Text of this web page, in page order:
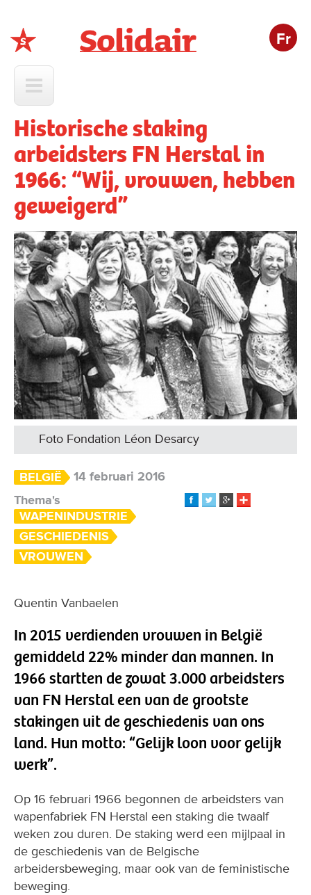
Fr
Historische staking
arbeidsters FN Herstal in
1966: “Wij, vrouwen, hebben
geweigerd”
Foto Fondation Léon Desarcy
BELGIË
14 februari 2016
Thema's
WAPENINDUSTRIE
GESCHIEDENIS
VROUWEN
Quentin Vanbaelen
In 2015 verdienden vrouwen in België
gemiddeld 22% minder dan mannen. In
1966 startten de zowat 3.000 arbeidsters
van FN Herstal een van de grootste
stakingen uit de geschiedenis van ons
land. Hun motto: “Gelijk loon voor gelijk
werk”.
Op 16 februari 1966 begonnen de arbeidsters van
wapenfabriek FN Herstal een staking die twaalf
weken zou duren. De staking werd een mijlpaal in
de geschiedenis van de Belgische
arbeidersbeweging, maar ook van de feministische
beweging.